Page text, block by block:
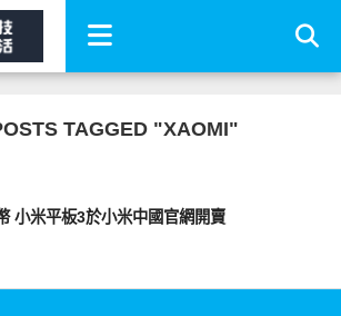
TAGGED "XAOMI"
小米平板3於小米中國官網開賣